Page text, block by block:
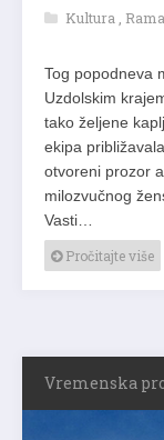
Kultura , Rama
Tog popodneva
Uzdolskim
tako željene
ekipa
otvoreni prozor
milozvučnog
Vasti…
Pročitajte više
Vremenska